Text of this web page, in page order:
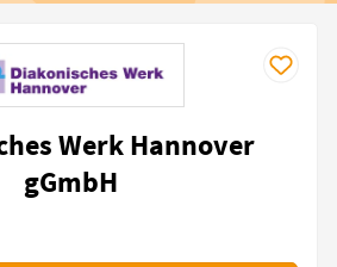
Werk Hannover
gGmbH